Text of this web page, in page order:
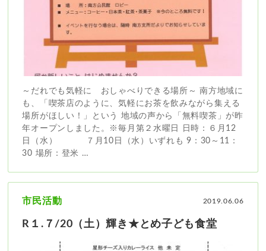
～だれでも気軽に おしゃべりできる場所～ 南方地域に
も、「喫茶店のように、気軽にお茶を飲みながら集える
場所がほしい！」という 地域の声から「無料喫茶」が昨
年オープンしました。※毎月第２水曜日 日時：６月12
日（水） ７月10日（水）いずれも 9：30～11：
30 場所：登米 …
2019.06.06
市民活動
R１.７/20（土）輝き★とめ子ども食堂